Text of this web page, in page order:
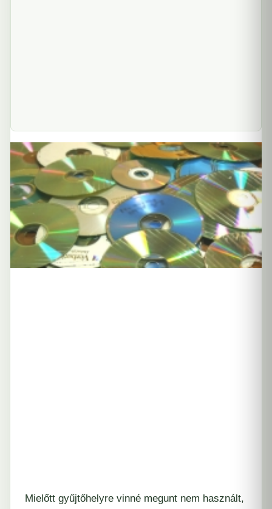
Mielőtt gyűjtőhelyre vinné megunt nem használt,